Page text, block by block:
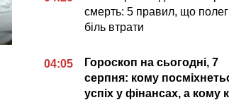
смерть: 5 правил, що
біль втрати
04:05
Гороскоп на сьогодні, 7
серпня: кому
успіх у фінансах, а кому